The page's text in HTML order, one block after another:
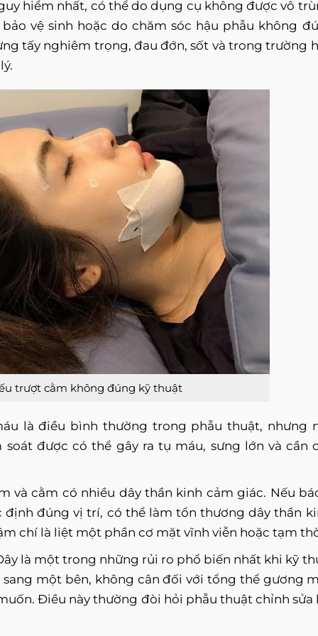
hiểm nhất, có thể do dụng cụ không được vô
vệ sinh hoặc do chăm sóc hậu phẫu không
tấy nghiêm trọng, đau đớn, sốt và trong trường
trượt cằm không đúng kỹ thuật
là điều bình thường trong phẫu thuật, nhưng
được có thể gây ra tụ máu, sưng lớn và cần
và cằm có nhiều dây thần kinh cảm giác. Nếu
đúng vị trí, có thể làm tổn thương dây thần
chí là liệt một phần cơ mặt vĩnh viễn hoặc tạm
là một trong những rủi ro phổ biến nhất khi kỹ
một bên, không cân đối với tổng thể gương
Điều này thường đòi hỏi phẫu thuật chỉnh sửa